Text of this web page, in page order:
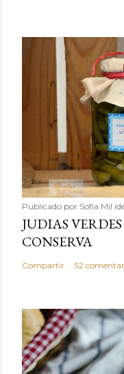
Publicado por Sofía Mil
JUDIAS
CONSERVA
Compartir 52